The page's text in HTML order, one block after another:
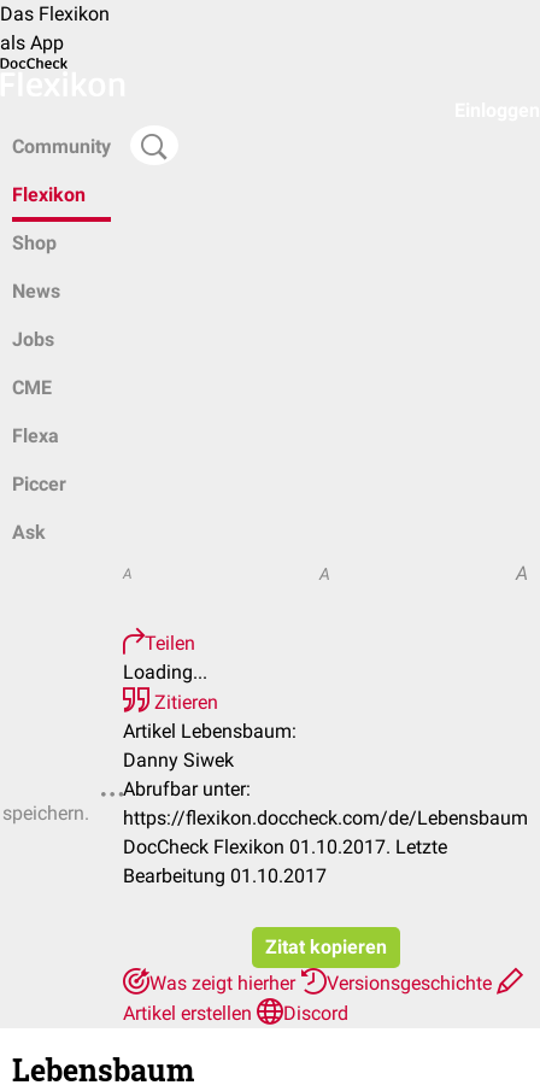
Das Flexikon
als App
Community
Flexikon
Shop
News
Jobs
CME
Flexa
Piccer
Ask
A A A
Teilen
Loading...
Zitieren
Artikel Lebensbaum:
Danny Siwek
Abrufbar unter:
https://flexikon.doccheck.com/de/Lebensbaum
DocCheck Flexikon 01.10.2017. Letzte
Bearbeitung 01.10.2017
Zitat kopieren
Was zeigt hierher
Versionsgeschichte
Artikel erstellen
Discord
Lebensbaum